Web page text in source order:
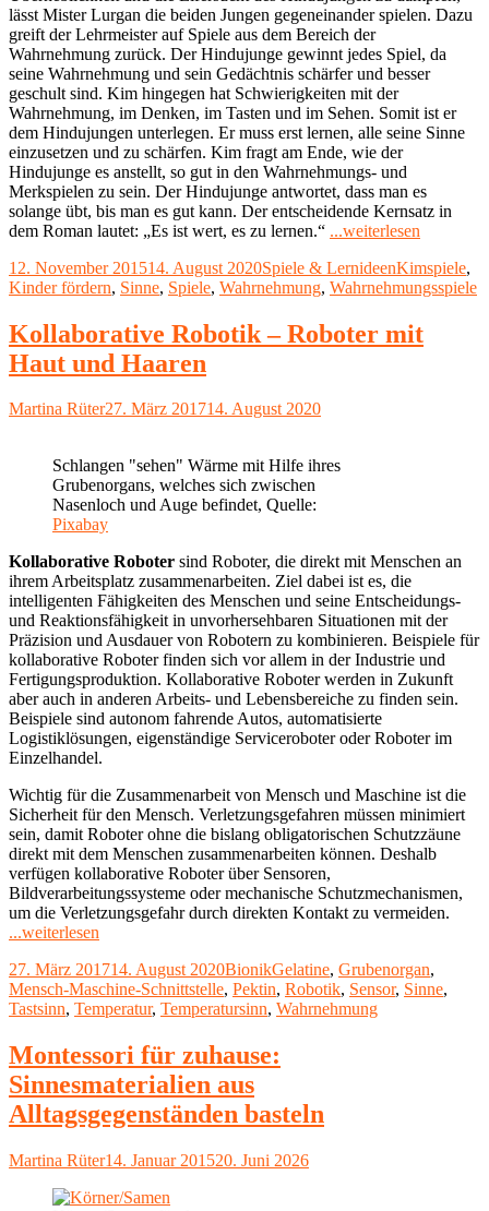
lässt Mister Lurgan die beiden Jungen gegeneinander spielen. Dazu
greift der Lehrmeister auf Spiele aus dem Bereich der
Wahrnehmung zurück. Der Hindujunge gewinnt jedes Spiel, da
seine Wahrnehmung und sein Gedächtnis schärfer und besser
geschult sind. Kim hingegen hat Schwierigkeiten mit der
Wahrnehmung, im Denken, im Tasten und im Sehen. Somit ist er
dem Hindujungen unterlegen. Er muss erst lernen, alle seine Sinne
einzusetzen und zu schärfen. Kim fragt am Ende, wie der
Hindujunge es anstellt, so gut in den Wahrnehmungs- und
Merkspielen zu sein. Der Hindujunge antwortet, dass man es
solange übt, bis man es gut kann. Der entscheidende Kernsatz in
dem Roman lautet: „Es ist wert, es zu lernen.“ ...weiterlesen
steigern
die
und
die
Veröffentlicht
am
12. November 201514. August 2020Kategorien
Spiele & LernideenSchlagwörter
Kimspiele,
Kinder fördern, Sinne, Spiele, Wahrnehmung, Wahrnehmungsspiele
Kollaborative Robotik – Roboter mit
Haut und Haaren
Autor
Martina RüterVeröffentlicht
27. März 201714. August 2020
Schlangen "sehen" Wärme mit Hilfe ihres
Grubenorgans, welches sich zwischen
Nasenloch und Auge befindet, Quelle:
Pixabay
Kollaborative Roboter sind Roboter, die direkt mit Menschen an
ihrem Arbeitsplatz zusammenarbeiten. Ziel dabei ist es, die
intelligenten Fähigkeiten des Menschen und seine Entscheidungs-
und Reaktionsfähigkeit in unvorhersehbaren Situationen mit der
Präzision und Ausdauer von Robotern zu kombinieren. Beispiele für
kollaborative Roboter finden sich vor allem in der Industrie und
Fertigungsproduktion. Kollaborative Roboter werden in Zukunft
aber auch in anderen Arbeits- und Lebensbereiche zu finden sein.
Beispiele sind autonom fahrende Autos, automatisierte
Logistiklösungen, eigenständige Serviceroboter oder Roboter im
Einzelhandel.
Wichtig für die Zusammenarbeit von Mensch und Maschine ist die
Sicherheit für den Mensch. Verletzungsgefahren müssen minimiert
sein, damit Roboter ohne die bislang obligatorischen Schutzzäune
direkt mit dem Menschen zusammenarbeiten können. Deshalb
verfügen kollaborative Roboter über Sensoren,
Bildverarbeitungssysteme oder mechanische Schutzmechanismen,
um die Verletzungsgefahr durch direkten Kontakt zu vermeiden.
...weiterlesen
–
Roboter
mit
und
Haaren"
Veröffentlicht
am
27. März 201714. August 2020Kategorien
BionikSchlagwörter
Gelatine, Grubenorgan,
Mensch-Maschine-Schnittstelle, Pektin, Robotik, Sensor, Sinne,
Tastsinn, Temperatur, Temperatursinn, Wahrnehmung
Montessori für zuhause:
Sinnesmaterialien aus
Alltagsgegenständen basteln
Autor
Martina RüterVeröffentlicht
14. Januar 201520. Juni 2026